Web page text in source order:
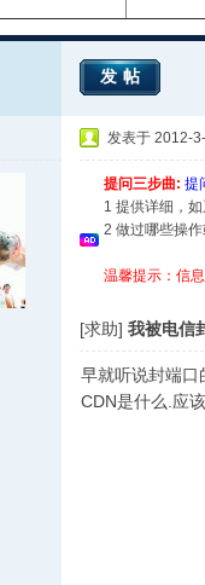
发帖
发表于 2012-
提问三步曲: 提
1 提供详细，
2 做过哪些操
温馨提示：信
[求助] 我被电信
早就听说封端口
CDN是什么.应